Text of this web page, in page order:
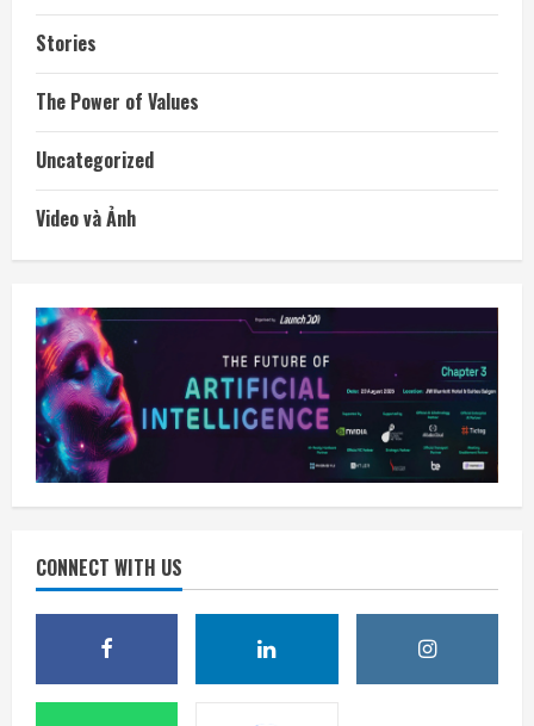
Stories
The Power of Values
Uncategorized
Video và Ảnh
CONNECT WITH US